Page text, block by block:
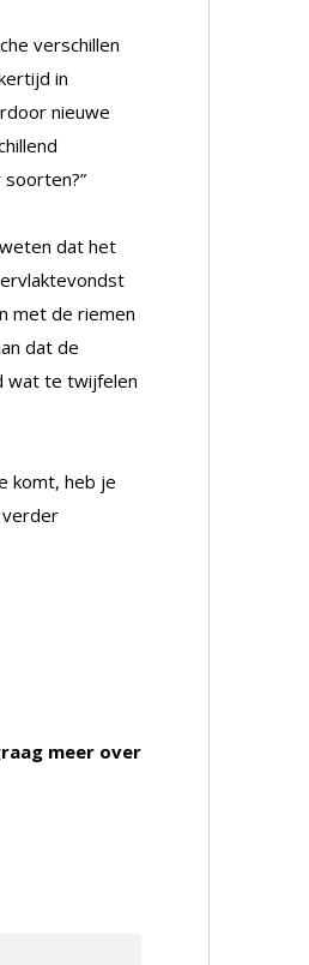
verschillen
in
nieuwe
dat het
met de riemen
dat de
wat te twijfelen
komt, heb je
meer over